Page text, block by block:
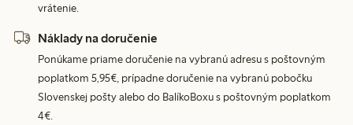
vrátenie.
Náklady na doručenie
Ponúkame priame doručenie na vybranú adresu s poštovným
poplatkom 5,95€, prípadne doručenie na vybranú pobočku
Slovenskej pošty alebo do BalíkoBoxu s poštovným poplatkom
4€.